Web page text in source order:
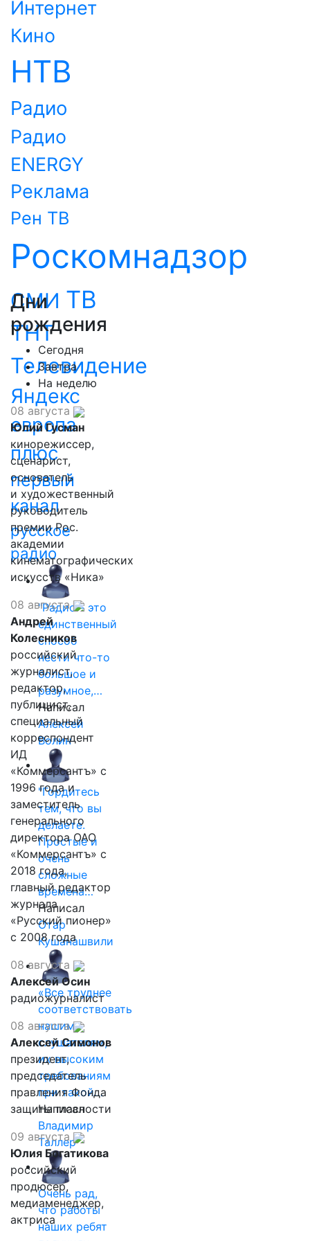
Интернет
Кино
НТВ
Радио
Радио
ENERGY
Реклама
Рен ТВ
Роскомнадзор
СМИ ТВ
ТНТ
Телевидение
Яндекс
европа
плюс
первый
канал
русское
радио
"Радио - это
единственный
способ
нести что-то
большое и
разумное,…
Написал
Алексей
Волин
"Гордитесь
тем, что вы
делаете.
Простые и
очень
сложные
времена…
Написал
Отар
Кушанашвили
«Все труднее
соответствовать
нашим
слушателям,
их высоким
требованиям
при такой…
Написал
Владимир
Таллер
Очень рад,
что работы
наших ребят
Дни
рождения
Сегодня
Завтра
На неделю
08 августа
Юлий Гусман
кинорежиссер,
сценарист,
основатель
и художественный
руководитель
премии Рос.
академии
кинематографических
искусств «Ника»
08 августа
Андрей
Колесников
российский
журналист,
редактор,
публицист,
специальный
корреспондент
ИД
«Коммерсантъ» с
1996 года и
заместитель
генерального
директора ОАО
«Коммерсантъ» с
2018 года,
главный редактор
журнала
«Русский пионер»
с 2008 года
08 августа
Алексей Осин
радиожурналист
08 августа
Алексей Симонов
президент,
председатель
правления Фонда
защиты гласности
09 августа
Юлия Богатикова
российский
продюсер,
медиаменеджер,
актриса